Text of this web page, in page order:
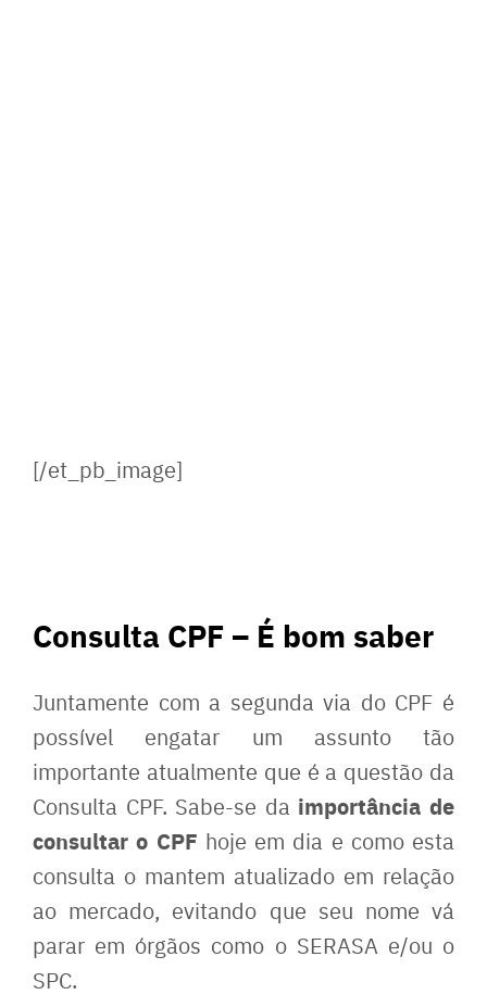
[/et_pb_image]
Consulta CPF – É bom saber
Juntamente com a segunda via do CPF é
possível engatar um assunto tão
importante atualmente que é a questão da
Consulta CPF. Sabe-se da importância de
consultar o CPF hoje em dia e como esta
consulta o mantem atualizado em relação
ao mercado, evitando que seu nome vá
parar em órgãos como o SERASA e/ou o
SPC.